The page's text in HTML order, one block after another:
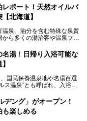
PR】
品のPR記事です。
がらも全国から湯治・療養
の“天然オイルバス”をレポ
設をはじめ、宿泊施設・ア
ポート！天然オイルバ
北海道】
温泉。油分を含む特殊な泉質
ら多くの湯治客や温泉ファ
湯当初から営業する老舗旅
バター料理に定評があり、
クスペース・客室など宿の
名湯！日帰り入浴可能な
国民保養温泉地や名湯百選
ス温泉”とも呼ばれ、入浴剤
で、今も湯治場的な要素が
ヂング」がオープン！
も楽しめる